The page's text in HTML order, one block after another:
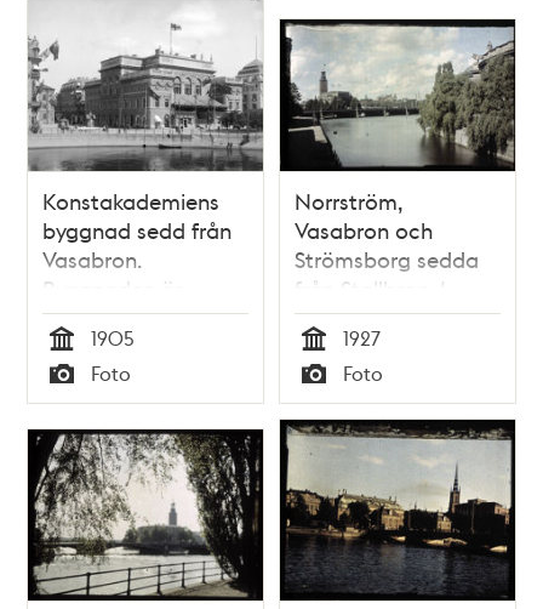
Konstakademiens
byggnad sedd från
Vasabron.
Byggnaden är
dekorerad i
samband med
hertigparet av
Skånes ankomst
Tid
1905
Typ
Foto
Norrström,
Vasabron och
Strömsborg sedda
från Stallbron. I
fonden
Stadshustornet
Tid
1927
Typ
Foto